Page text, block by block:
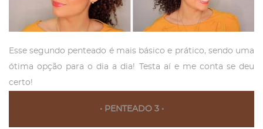
Esse segundo penteado é mais básico e prático, sendo uma
ótima opção para o dia a dia! Testa aí e me conta se deu
certo!
• PENTEADO 3 •